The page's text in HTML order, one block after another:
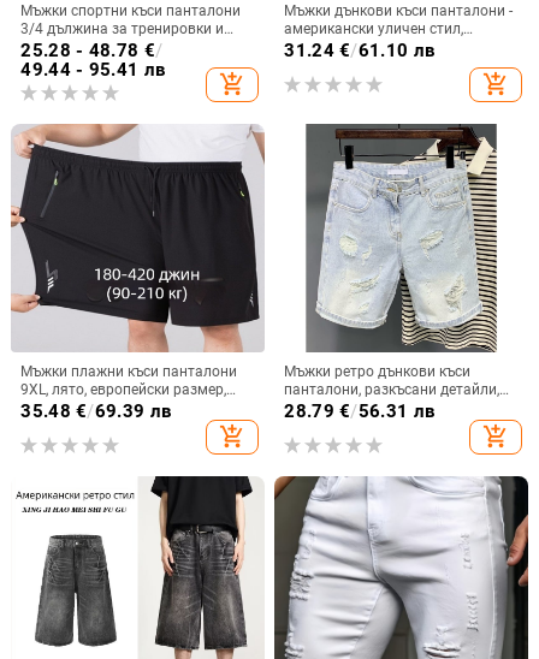
Мъжки спортни къси панталони
3/4 дължина за тренировки и
бягане, бързосъхнещи, леки и
еластични
25.28 - 48.78 €/
49.44 - 95.41 лв
add_shopping_cart
Мъжки дънкови къси панталони -
американски уличен стил,
петточкови къси панталони,
прави крачета, лято, 30% памук
31.24€/61.10 лв
add_shopping_cart
Мъжки плажни къси панталони
9XL, лято, европейски размер,
права кройка
35.48 €/69.39 лв
add_shopping_cart
Мъжки ретро дънкови къси
панталони, разкъсани детайли,
свободна кройка, 50% памук,
28.79 €/56.31 лв
add_shopping_cart